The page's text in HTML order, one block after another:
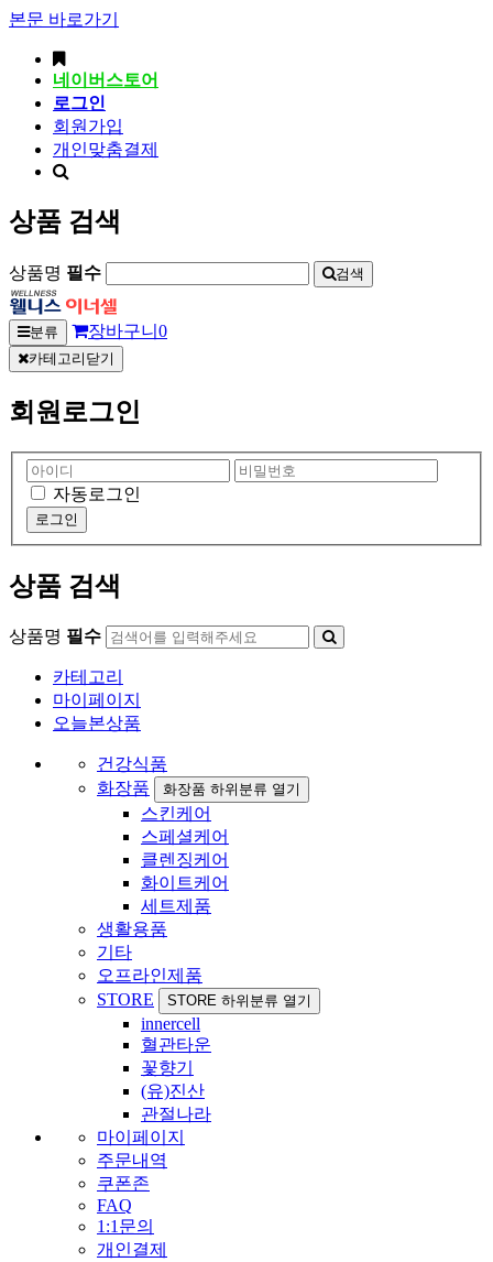
본문 바로가기
네이버스토어
로그인
회원가입
개인맞춤결제
상품 검색
상품명 필수 검색
분류 장바구니 0
카테고리닫기
회원로그인
자동로그인
상품 검색
상품명 필수
카테고리
마이페이지
오늘본상품
건강식품
화장품
화장품 하위분류 열기
스킨케어
스페셜케어
클렌징케어
화이트케어
세트제품
생활용품
기타
오프라인제품
STORE
STORE 하위분류 열기
innercell
혈관타운
꽃향기
(유)진산
관절나라
마이페이지
주문내역
쿠폰존
FAQ
1:1문의
개인결제